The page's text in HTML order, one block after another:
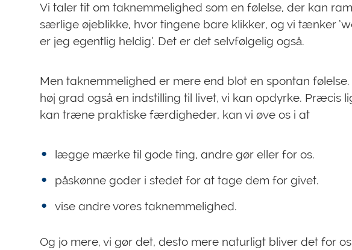
Vi taler tit om taknemmelighed som en følelse, der kan
særlige øjeblikke, hvor tingene bare klikker, og vi tænker
er jeg egentlig heldig’. Det er det selvfølgelig også.
Men taknemmelighed er mere end blot en spontan følelse.
høj grad også en indstilling til livet, vi kan opdyrke. Præcis
kan træne praktiske færdigheder, kan vi øve os i at
lægge mærke til gode ting, andre gør eller for os.
påskønne goder i stedet for at tage dem for givet.
vise andre vores taknemmelighed.
Og jo mere, vi gør det, desto mere naturligt bliver det for